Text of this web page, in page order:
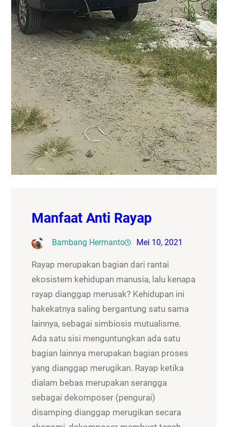
Manfaat Anti Rayap
Bambang Hermanto Mei 10, 2021
Rayap merupakan bagian dari rantai
ekosistem kehidupan manusia, lalu kenapa
rayap dianggap merusak? Kehidupan ini
hakekatnya saling bergantung satu sama
lainnya, sebagai simbiosis mutualisme.
Ada satu sisi menguntungkan ada satu
bagian lainnya merupakan bagian proses
yang dianggap merugikan. Rayap ketika
dialam bebas merupakan serangga
sebagai dekomposer (pengurai)
disamping dianggap merugikan secara